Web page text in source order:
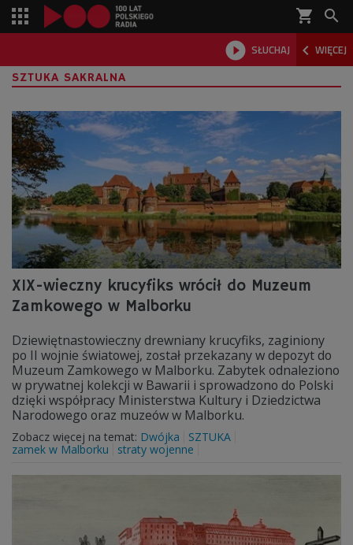
shopping_cart 
 SŁUCHAJ  WIĘCEJ

SZTUKA SAKRALNA
XIX-wieczny krucyfiks wrócił do Muzeum
Zamkowego w Malborku
Dziewiętnastowieczny drewniany krucyfiks, zaginiony
po II wojnie światowej, został przekazany w depozyt do
Muzeum Zamkowego w Malborku. Zabytek odnaleziono
w prywatnej kolekcji w Bawarii i sprowadzono do Polski
dzięki współpracy Ministerstwa Kultury i Dziedzictwa
Narodowego oraz muzeów w Malborku.
Zobacz więcej na temat: Dwójka
SZTUKA
zamek w Malborku
straty wojenne